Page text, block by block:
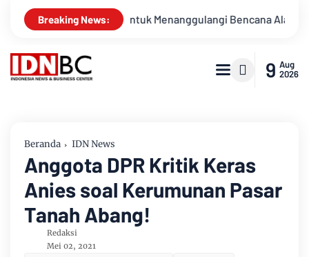
Breaking News:
Untuk Menanggulangi Bencana Alam Kabupaten
9 Aug
2026
Beranda IDN News
Anggota DPR Kritik Keras
Anies soal Kerumunan Pasar
Tanah Abang!
Redaksi
Mei 02, 2021